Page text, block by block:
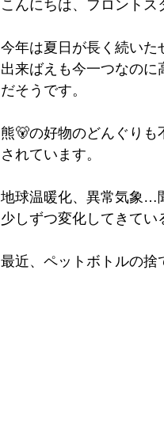
こんにちは、フロントス
今年は夏日が長く続いた
出来ばえも今一つなの
だそうです。
熊🐻の好物のどんぐり
されています。
地球温暖化、異常気象…
少しずつ変化してきてい
最近、ペットボトルの捨